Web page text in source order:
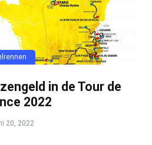
in de Tour de
2022
20, 2022